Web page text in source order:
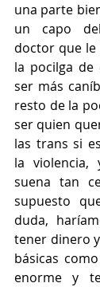
una parte
un capo
doctor que le
la pocilga de
ser más
resto de la
ser quien
las trans si
la
suena tan
supuesto
duda,
tener dinero
básicas
enorme y